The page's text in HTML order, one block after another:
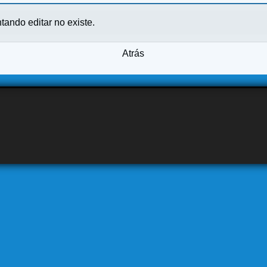
editar no existe.
Atrás